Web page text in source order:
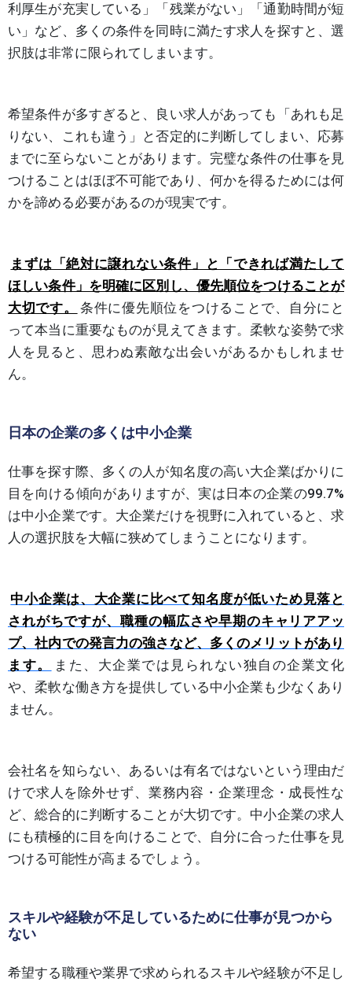
利厚生が充実している」「残業がない」「通勤時間が短
い」など、多くの条件を同時に満たす求人を探すと、選
択肢は非常に限られてしまいます。
希望条件が多すぎると、良い求人があっても「あれも足
りない、これも違う」と否定的に判断してしまい、応募
までに至らないことがあります。完璧な条件の仕事を見
つけることはほぼ不可能であり、何かを得るためには何
かを諦める必要があるのが現実です。
まずは「絶対に譲れない条件」と「できれば満たして
ほしい条件」を明確に区別し、優先順位をつけることが
大切です。
条件に優先順位をつけることで、自分にと
って本当に重要なものが見えてきます。柔軟な姿勢で求
人を見ると、思わぬ素敵な出会いがあるかもしれませ
ん。
日本の企業の多くは中小企業
仕事を探す際、多くの人が知名度の高い大企業ばかりに
目を向ける傾向がありますが、実は日本の企業の99.7%
は中小企業です。大企業だけを視野に入れていると、求
人の選択肢を大幅に狭めてしまうことになります。
中小企業は、大企業に比べて知名度が低いため見落と
されがちですが、職種の幅広さや早期のキャリアアッ
プ、社内での発言力の強さなど、多くのメリットがあり
ます。
また、大企業では見られない独自の企業文化
や、柔軟な働き方を提供している中小企業も少なくあり
ません。
会社名を知らない、あるいは有名ではないという理由だ
けで求人を除外せず、業務内容・企業理念・成長性な
ど、総合的に判断することが大切です。中小企業の求人
にも積極的に目を向けることで、自分に合った仕事を見
つける可能性が高まるでしょう。
スキルや経験が不足しているために仕事が見つから
ない
希望する職種や業界で求められるスキルや経験が不足し